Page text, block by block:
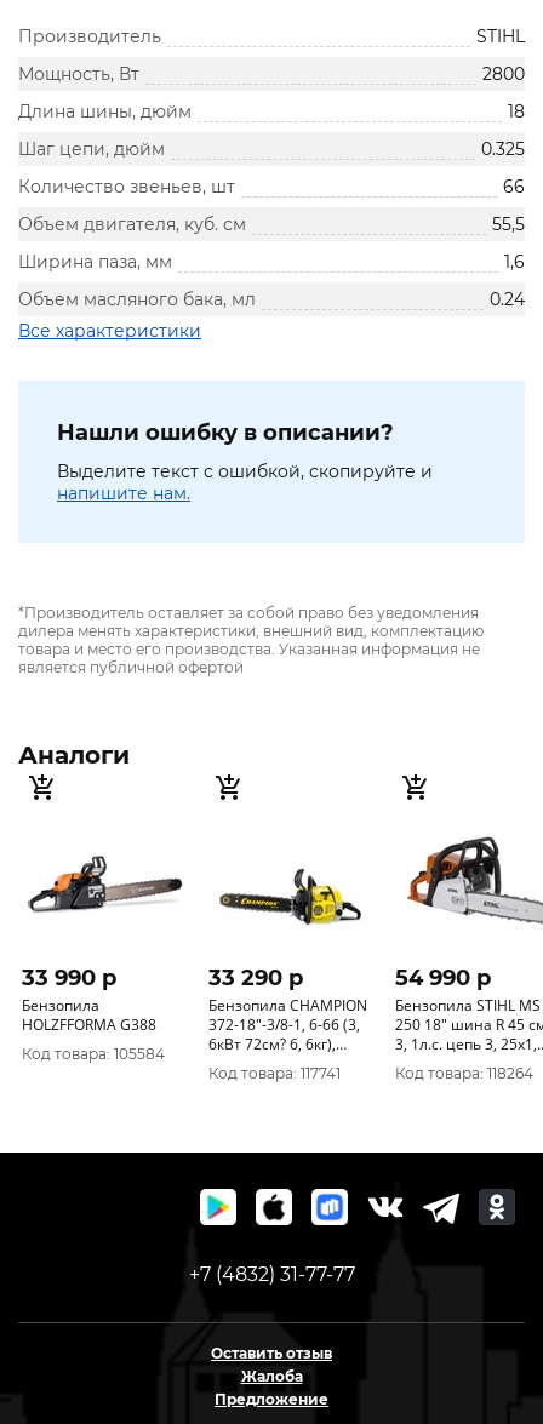
Производитель
STIHL
Мощность, Вт
2800
Длина шины, дюйм
18
Шаг цепи, дюйм
0.325
Количество звеньев, шт
66
Объем двигателя, куб. см
55,5
Ширина паза, мм
1,6
Объем масляного бака, мл
0.24
Все характеристики
Нашли ошибку в описании?
Выделите текст с ошибкой, скопируйте и
напишите нам.
*Производитель оставляет за собой право без уведомления
дилера менять характеристики, внешний вид, комплектацию
товара и место его производства. Указанная информация не
является публичной офертой
Аналоги
33 990 p
Бензопила
HOLZFFORMA G388
Код товара: 105584
33 290 p
Бензопила CHAMPION
372-18"-3/8-1, 6-66 (3,
6кВт 72см? 6, 6кг),
CHAMPION, РОССИЯ,
N372-18
Код товара: 117741
54 990 p
Бензопила STIHL MS
250 18" шина R 45
3, 1л.с. цепь 3, 25х1,
6х26 RM 1123-200-
0790P
Код товара: 118264
+7 (4832) 31-77-77
Оставить отзыв
Жалоба
Предложение